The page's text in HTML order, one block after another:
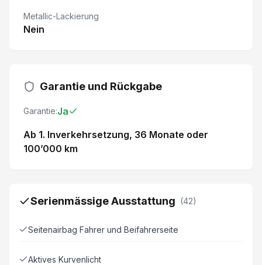
Metallic-Lackierung
Nein
Garantie und Rückgabe
Garantie:Ja
Ab 1. Inverkehrsetzung, 36 Monate oder
100’000 km
Serienmässige Ausstattung (42)
Seitenairbag Fahrer und Beifahrerseite
Aktives Kurvenlicht